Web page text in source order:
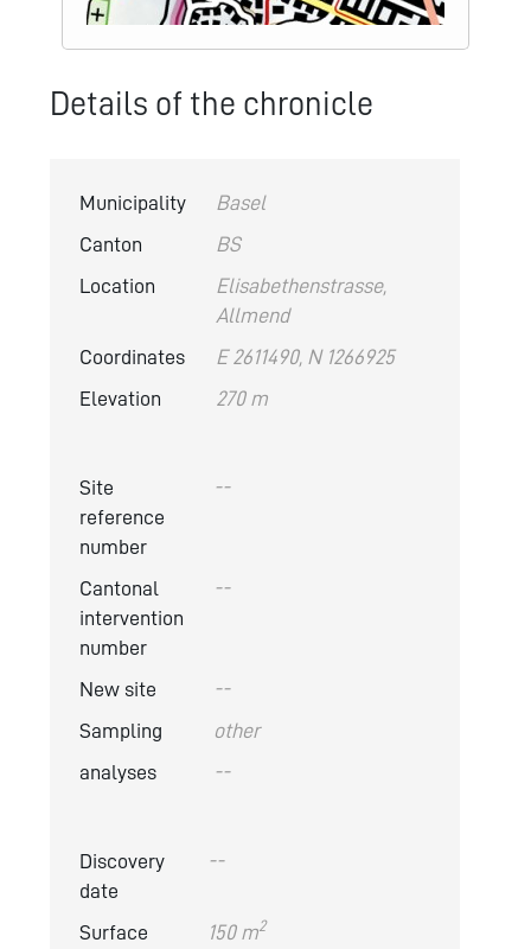
Details of the chronicle
Municipality
Basel
Canton
BS
Location
Elisabethenstrasse,
Allmend
Coordinates
E 2611490, N 1266925
Elevation
270 m
Site
reference
number
--
Cantonal
intervention
number
--
New site
--
Sampling
other
analyses
--
Discovery
date
--
Surface
150 m2